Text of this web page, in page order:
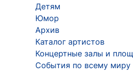
Детям
Юмор
Архив
Каталог артистов
Концертные залы и
События по всему миру